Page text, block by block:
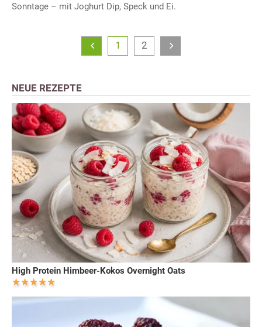
Sonntage – mit Joghurt Dip, Speck und Ei.
1 2
NEUE REZEPTE
High Protein Himbeer-Kokos Overnight Oats